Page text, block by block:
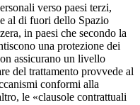
verso paesi terzi,
al di fuori dello Spazio
in paesi che secondo la
una protezione dei
assicurano un livello
del trattamento provvede al
conformi alla
le «clausole contrattuali